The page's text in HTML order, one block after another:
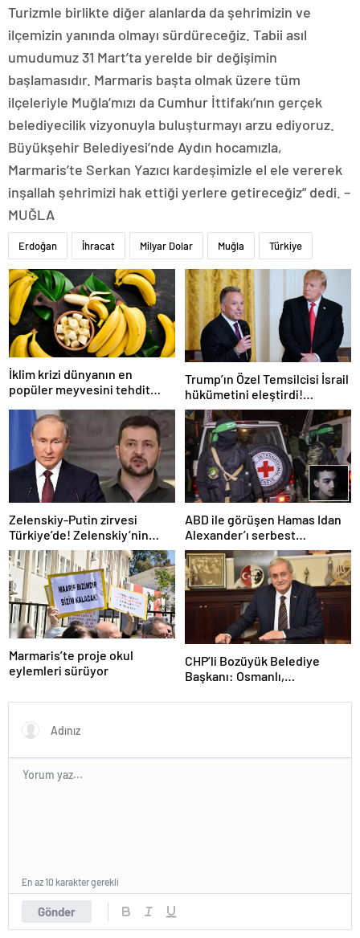
Turizmle birlikte diğer alanlarda da şehrimizin ve
ilçemizin yanında olmayı sürdüreceğiz. Tabii asıl
umudumuz 31 Mart’ta yerelde bir değişimin
başlamasıdır. Marmaris başta olmak üzere tüm
ilçeleriyle Muğla’mızı da Cumhur İttifakı’nın gerçek
belediyecilik vizyonuyla buluşturmayı arzu ediyoruz.
Büyükşehir Belediyesi’nde Aydın hocamızla,
Marmaris’te Serkan Yazıcı kardeşimizle el ele vererek
inşallah şehrimizi hak ettiği yerlere getireceğiz” dedi. –
MUĞLA
Erdoğan İhracat Milyar Dolar Muğla Türkiye
İklim krizi dünyanın en
popüler meyvesini tehdit
karşı karşıya
Trump’ın Özel Temsilcisi İsrail
hükümetini eleştirdi!
‘Gazze’deki savaşı uzatıyorlar’
Zelenskiy-Putin zirvesi
Türkiye’de! Zelenskiy’nin
çağrısı dünya basınında
ABD ile görüşen Hamas Idan
Alexander’ı serbest
bırakacak! Türkiye’ye
teşekkür…
Marmaris’te proje okul
eylemleri sürüyor
CHP’li Bozüyük Belediye
Başkanı: Osmanlı,
sattı
Gönder
En az 10 karakter gerekli